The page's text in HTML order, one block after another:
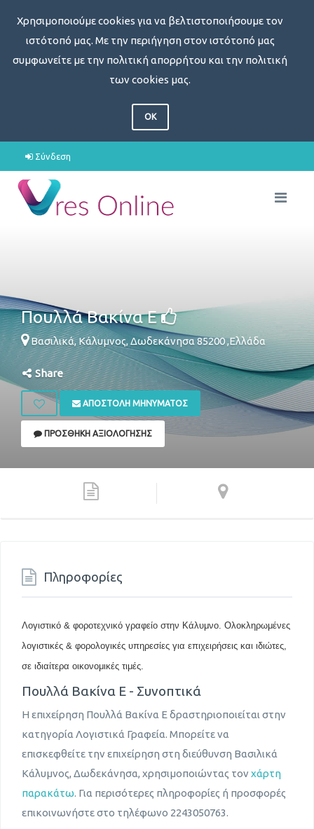
Χρησιμοποιούμε cookies για να βελτιστοποιήσουμε τον
ιστότοπό μας. Με την περιήγηση στον ιστότοπό μας
συμφωνείτε με την πολιτική απορρήτου και την πολιτική
των cookies μας.
OK
Σύνδεση
Πουλλά Βακίνα Ε
Βασιλικά,Κάλυμνος,Δωδεκάνησα85200,Ελλάδα
Share
ΑΠΟΣΤΟΛΉ ΜΗΝΎΜΑΤΟΣ
ΠΡΟΣΘΉΚΗ ΑΞΙΟΛΌΓΗΣΗΣ
Πληροφορίες
Λογιστικό & φοροτεχνικό γραφείο στην Κάλυμνο. Ολοκληρωμένες
λογιστικές & φορολογικές υπηρεσίες για επιχειρήσεις και ιδιώτες,
σε ιδιαίτερα οικονομικές τιμές.
Πουλλά Βακίνα Ε - Συνοπτικά
Η επιχείρηση Πουλλά Βακίνα Ε δραστηριοποιείται στην
κατηγορία Λογιστικά Γραφεία. Μπορείτε να
επισκεφθείτε την επιχείρηση στη διεύθυνση Βασιλικά
Κάλυμνος, Δωδεκάνησα, χρησιμοποιώντας τον χάρτη
παρακάτω. Για περισότερες πληροφορίες ή προσφορές
επικοινωνήστε στο τηλέφωνο 2243050763.